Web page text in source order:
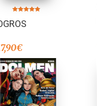
5.00
de 5
€